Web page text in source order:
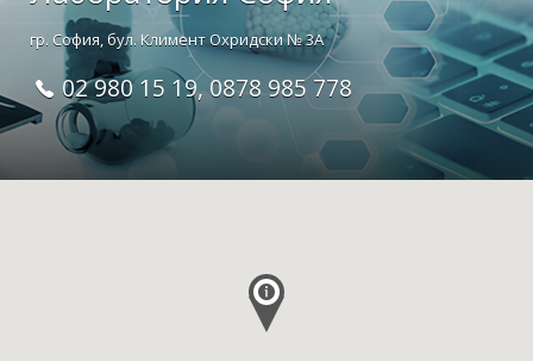
гр. София, бул. Климент Охридски № 3A
02 980 15 19, 0878 985 778